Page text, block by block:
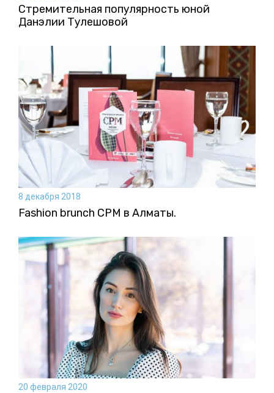
Стремительная популярность юной
Данэлии Тулешовой
8 декабря 2018
Fashion brunch CPM в Алматы.
20 февраля 2020